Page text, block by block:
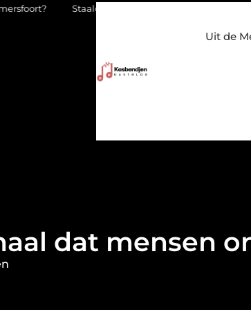
Molenschot: vakmanschap in
Uit de
dat mensen